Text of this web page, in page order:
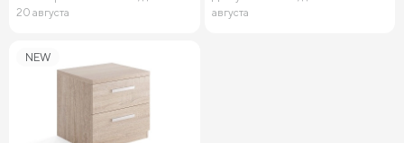
20 августа
августа
NEW